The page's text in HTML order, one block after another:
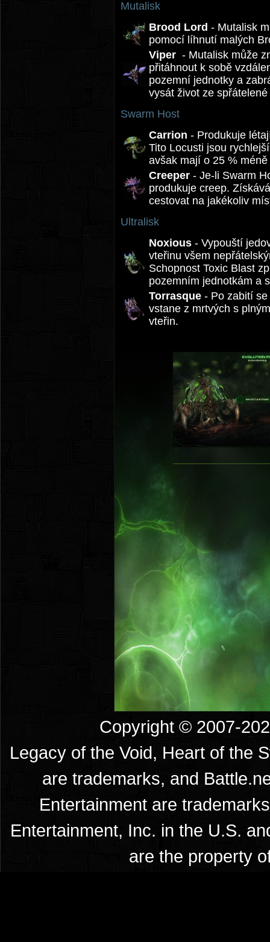
Mutalisk
Brood Lord - Mutalisk
pomocí líhnutí malých
Viper - Mutalisk může
přitáhnout k sobě
pozemní jednotky a
vysát život ze
Swarm Host
Carrion - Produkuje
Tito Locusti jsou
avšak mají o 25 %
Creeper - Je-li Swarm
produkuje creep.
cestovat na jakékoliv
Ultralisk
Noxious - Vypouští
vteřinu všem
Schopnost Toxic Blast
pozemním jednotkám a
Torrasque - Po zabití
vstane z mrtvých s
vteřin.
Copyright © 2007-
Legacy of the Void, Heart of the
are trademarks, and
Entertainment are
Entertainment, Inc. in the U.S.
are the property